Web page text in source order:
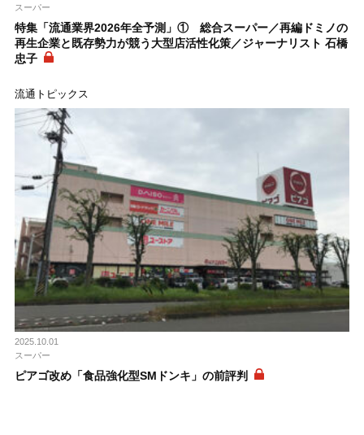
スーパー
特集「流通業界2026年全予測」① 総合スーパー／再編ドミノの
再生企業と既存勢力が競う大型店活性化策／ジャーナリスト 石橋
忠子
流通トピックス
2025.10.01
スーパー
ピアゴ改め「食品強化型SMドンキ」の前評判